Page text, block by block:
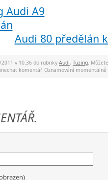
Audi A9
Audi 80 předělán
v 10.36 do rubriky Audi, Tuzing.
komentář. Oznamování